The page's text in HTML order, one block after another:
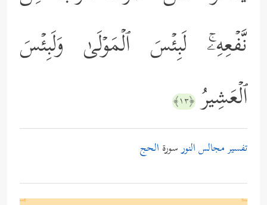
نَّفۡعِهِۦۚ لَبِئۡسَ ٱلۡمَوۡلَىٰ وَلَبِئۡسَ
ٱلۡعَشِیرُ ﴿١٣﴾
تفسير مجالس النورسورة الحج